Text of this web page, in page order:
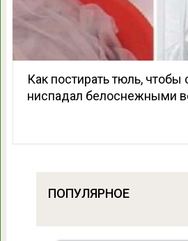
Как постирать тюль, чтобы
ниспадал белоснежными
ПОПУЛЯРНОЕ